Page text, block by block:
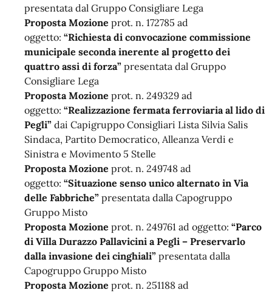
presentata dal Gruppo Consigliare Lega
Proposta Mozione prot. n. 172785 ad
oggetto: “Richiesta di convocazione commissione
municipale seconda inerente al progetto dei
quattro assi di forza” presentata dal Gruppo
Consigliare Lega
Proposta Mozione prot. n. 249329 ad
oggetto: “Realizzazione fermata ferroviaria al lido di
Pegli” dai Capigruppo Consigliari Lista Silvia Salis
Sindaca, Partito Democratico, Alleanza Verdi e
Sinistra e Movimento 5 Stelle
Proposta Mozione prot. n. 249748 ad
oggetto: “Situazione senso unico alternato in Via
delle Fabbriche” presentata dalla Capogruppo
Gruppo Misto
Proposta Mozione prot. n. 249761 ad oggetto: “Parco
di Villa Durazzo Pallavicini a Pegli – Preservarlo
dalla invasione dei cinghiali” presentata dalla
Capogruppo Gruppo Misto
Proposta Mozione prot. n. 251188 ad